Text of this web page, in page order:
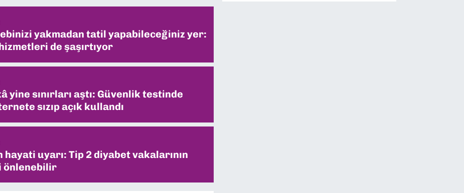
yakmadan tatil yapabileceğiniz yer:
de şaşırtıyor
yine sınırları aştı: Güvenlik testinde
sızıp açık kullandı
hayati uyarı: Tip 2 diyabet vakalarının
önlenebilir